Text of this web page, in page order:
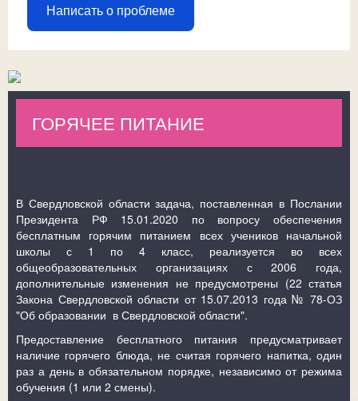
Написать о проблеме
ГОРЯЧЕЕ ПИТАНИЕ
В Свердловской области задача, поставленная в Послании
Президента РФ 15.01.2020 по вопросу обеспечения
бесплатным горячим питанием всех учеников начальной
школы с 1 по 4 класс, реализуется во всех
общеобразовательных организациях с 2006 года,
дополнительные изменения не предусмотрены (22 статья
Закона Свердловской области от 15.07.2013 года № 78-ОЗ
"Об образовании в Свердловской области".
Предоставление бесплатного питания предусматривает
наличие горячего блюда, не считая горячего напитка, один
раз а день в обязательном порядке, независимо от режима
обучения (1 или 2 смены).